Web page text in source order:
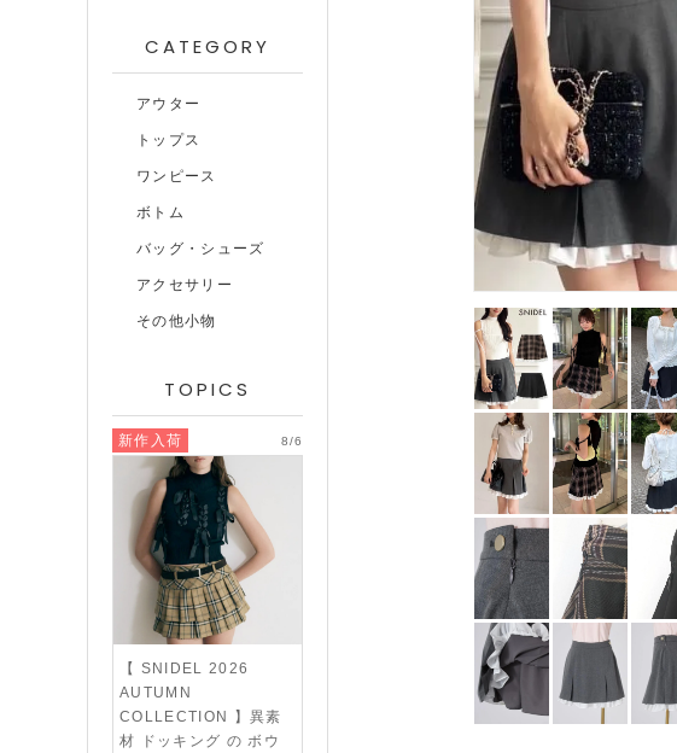
CATEGORY
アウター
トップス
ワンピース
ボトム
バッグ・シューズ
アクセサリー
その他小物
TOPICS
新作入荷 8/6
【 SNIDEL 2026
AUTUMN
COLLECTION 】異素
材 ドッキング の ボウ